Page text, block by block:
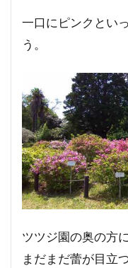
一口にピンクとい
う。
ツツジ園の奥の方
まだまだ蕾が目立つ